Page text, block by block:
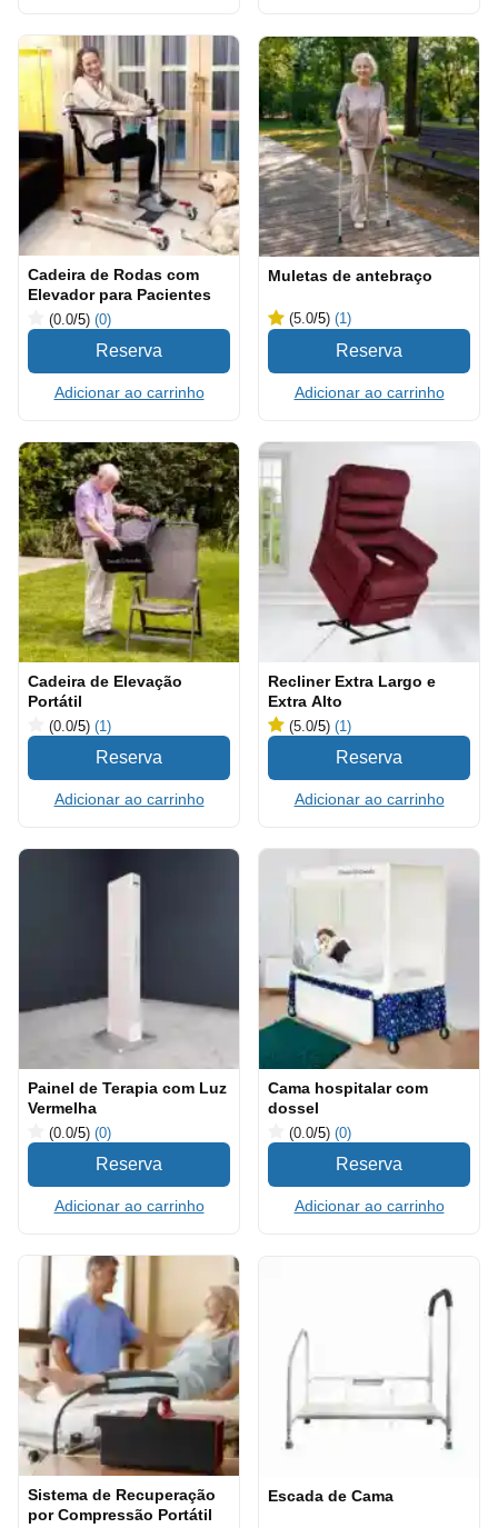
Cadeira de Rodas com
Elevador para Pacientes
(0.0/5) (0)
Adicionar ao carrinho
Muletas de antebraço
(5.0/5) (1)
Adicionar ao carrinho
Cadeira de Elevação
Portátil
(0.0/5) (1)
Adicionar ao carrinho
Recliner Extra Largo e
Extra Alto
(5.0/5) (1)
Adicionar ao carrinho
Painel de Terapia com Luz
Vermelha
(0.0/5) (0)
Adicionar ao carrinho
Cama hospitalar com
dossel
(0.0/5) (0)
Adicionar ao carrinho
Sistema de Recuperação
por Compressão Portátil
Escada de Cama